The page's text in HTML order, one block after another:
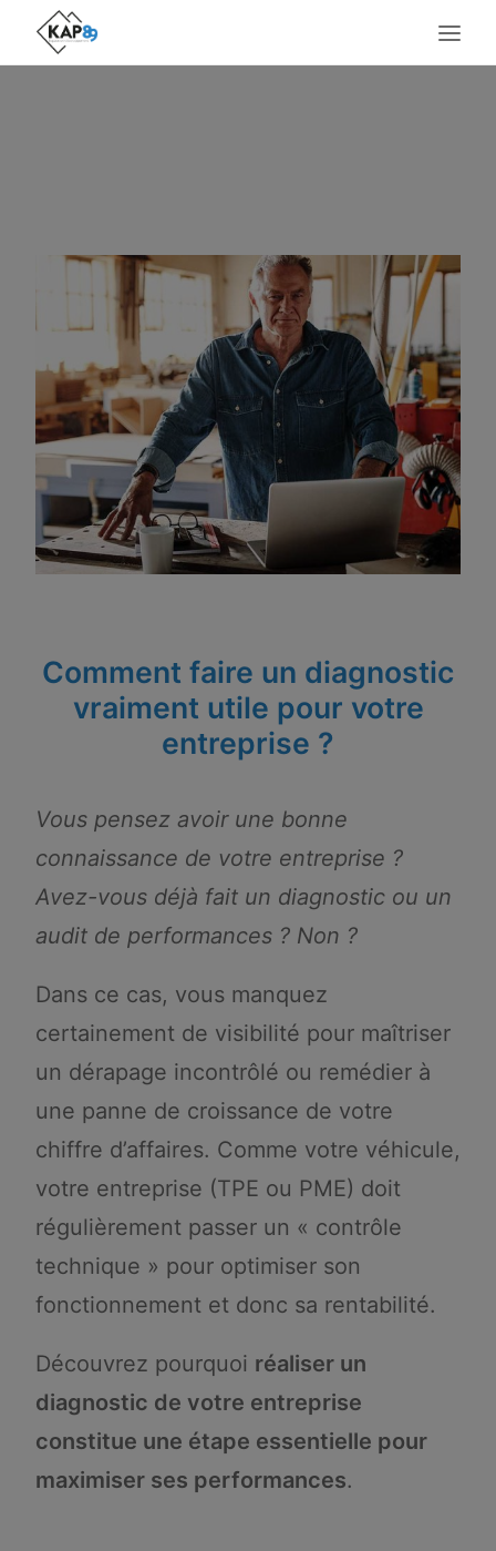
AGENDA
ACTUALITÉS
CONTACT
Comment faire un diagnostic
vraiment utile pour votre
entreprise ?
Vous pensez avoir une bonne
connaissance de votre entreprise ?
Avez-vous déjà fait un diagnostic ou un
audit de performances ? Non ?
Dans ce cas, vous manquez
certainement de visibilité pour maîtriser
un dérapage incontrôlé ou remédier à
une panne de croissance de votre
chiffre d’affaires. Comme votre véhicule,
votre entreprise (TPE ou PME) doit
régulièrement passer un « contrôle
technique » pour optimiser son
fonctionnement et donc sa rentabilité.
Découvrez pourquoi réaliser un
diagnostic de votre entreprise
constitue une étape essentielle pour
maximiser ses performances.